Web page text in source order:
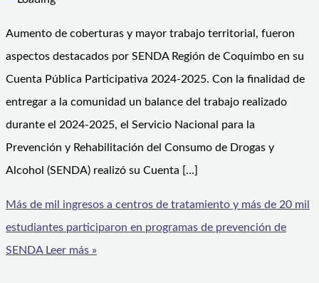
Aumento de coberturas y mayor trabajo territorial, fueron
aspectos destacados por SENDA Región de Coquimbo en su
Cuenta Pública Participativa 2024-2025. Con la finalidad de
entregar a la comunidad un balance del trabajo realizado
durante el 2024-2025, el Servicio Nacional para la
Prevención y Rehabilitación del Consumo de Drogas y
Alcohol (SENDA) realizó su Cuenta […]
Más de mil ingresos a centros de tratamiento y más de 20 mil
estudiantes participaron en programas de prevención de
SENDALeer más »